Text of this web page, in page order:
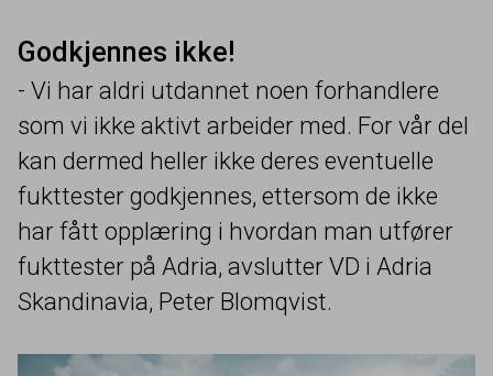
Godkjennes ikke!
- Vi har aldri utdannet noen forhandlere
som vi ikke aktivt arbeider med. For vår del
kan dermed heller ikke deres eventuelle
fukttester godkjennes, ettersom de ikke
har fått opplæring i hvordan man utfører
fukttester på Adria, avslutterVD i Adria
Skandinavia, Peter Blomqvist.